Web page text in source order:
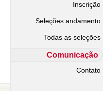
Inscrição
Seleções andamento
Todas as seleções
Comunicação
Contato